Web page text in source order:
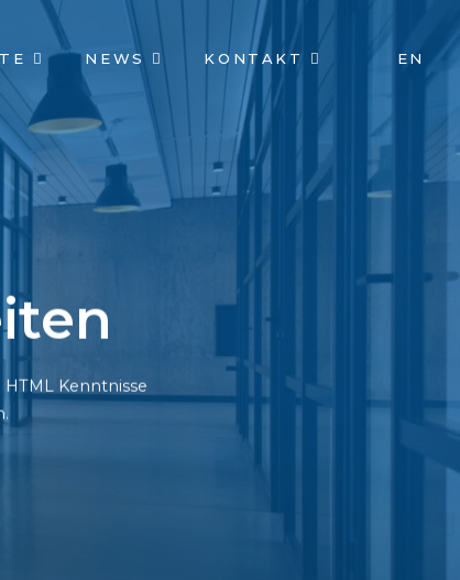
NEWS KONTAKT EN
Kenntnisse